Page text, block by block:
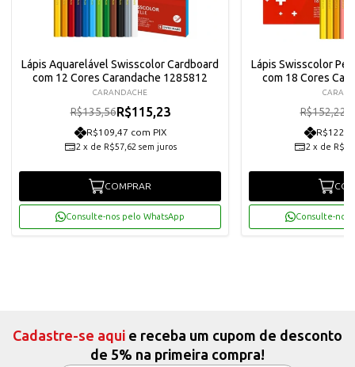
Lápis Aquarelável Swisscolor Cardboard
com 12 Cores Carandache 1285812
CARANDACHE
R$135,56R$115,23
R$109,47 com PIX
2 x de R$57,62 sem juros
COMPRAR
Consulte-nos pelo WhatsApp
Lápis Swisscolor
com 18 Cores
R$152,22
2 x de
Consulte-nos
Cadastre-se aqui e receba um cupom de desconto
de 5% na primeira compra!